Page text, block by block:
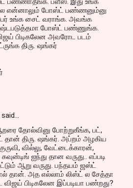
என்னாலும் போஸ்ட் பண்ணனும்னு
உங்க சைட் வராங்க. அவங்க
போஸ்ட் பண்ணுங்க.
பிடிகலேன அவரோட படம்
திரு. ஷங்கர்
said…
தோல்வினு போற்றுகீங்க, பட்,
திரு. ஷங்கர். அப்றம் அழகிய
வில்லு, வேட்டைக்காரன்,
ஐந்து தான வருது.. எப்படி
ஆறு வருது. பந்தயம் ஜஸ்ட்
தான். அத எல்லாம் லிஸ்ட் ல சேத்தா
விஜய் பிடிகலேன இப்படியா பண்றது?